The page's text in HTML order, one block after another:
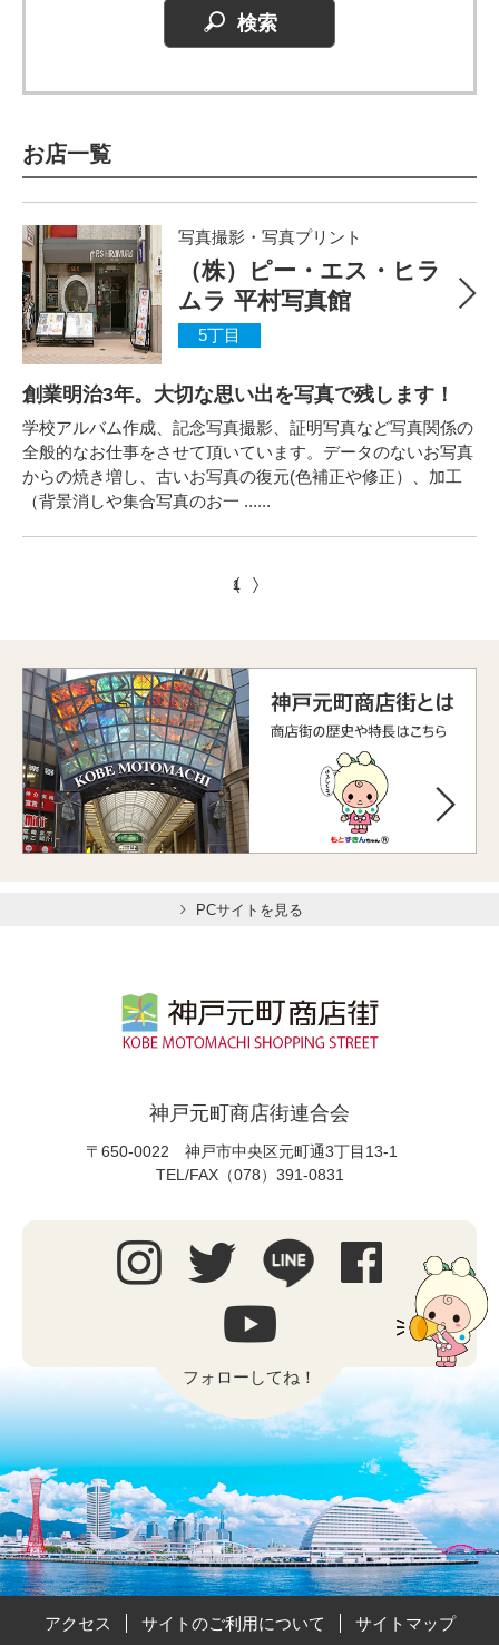
お店一覧
写真撮影・写真プリント
（株）ピー・エス・ヒラ
ムラ 平村写真館
5丁目
創業明治3年。大切な思い出を写真で残します！
学校アルバム作成、記念写真撮影、証明写真など写真関係の
全般的なお仕事をさせて頂いています。データのないお写真
からの焼き増し、古いお写真の復元(色補正や修正）、加工
（背景消しや集合写真のお一 ......
1
PCサイトを見る
神戸元町商店街連合会
〒650-0022 神戸市中央区元町通3丁目13-1
TEL/FAX（078）391-0831
フォローしてね！
アクセス サイトのご利用について サイトマップ